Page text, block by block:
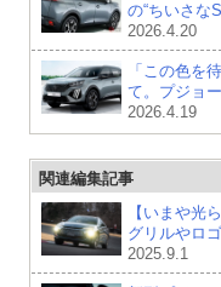
の“ちいさな
2026.4.20
「この色を
て。プジョ
2026.4.19
関連編集記事
【いまや光
グリルやロ
2025.9.1